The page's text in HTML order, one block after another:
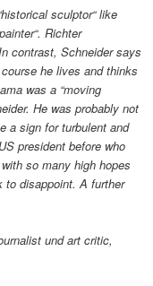
sculptor“ like
Richter
contrast, Schneider says
he lives and thinks
was a “moving
He was probably not
a sign for turbulent and
president before who
so many high hopes
to disappoint. A further
und art critic,